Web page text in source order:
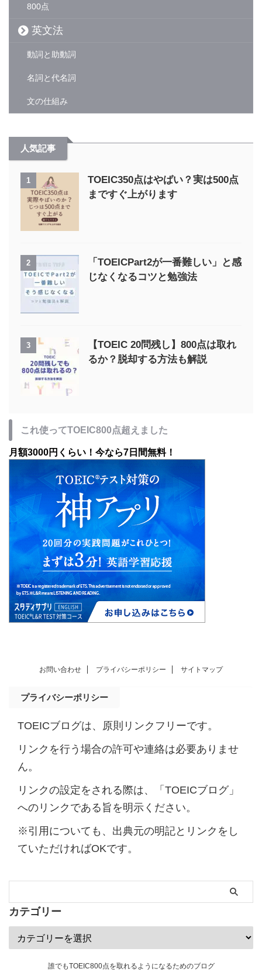
800点
英文法
動詞と助動詞
名詞と代名詞
文の仕組み
人気記事
1
TOEIC350点はやばい？実は500点
まですぐ上がります
2
「TOEICPart2が一番難しい」と感
じなくなるコツと勉強法
3
【TOEIC 20問残し】800点は取れ
るか？脱却する方法も解説
これ使ってTOEIC800点超えました
月額3000円くらい！今なら7日間無料！
お問い合わせ プライバシーポリシー サイトマップ
プライバシーポリシー
TOEICブログは、原則リンクフリーです。
リンクを行う場合の許可や連絡は必要ありませ
ん。
リンクの設定をされる際は、「TOEICブログ」
へのリンクである旨を明示ください。
※引用についても、出典元の明記とリンクをし
ていただければOKです。
カテゴリー
誰でもTOEIC800点を取れるようになるためのブログ